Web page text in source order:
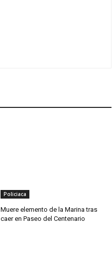
Policiaca
Muere elemento de la Marina tras
caer en Paseo del Centenario